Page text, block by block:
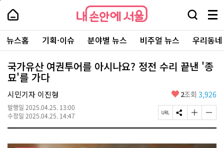
본
로
가
내
손
안
에
서
울
-
서
울
시
대
표
소
통
포
내
손
에
울
검
창
열
기
메
뉴
전
체
보
기
주
요
서
뉴스홈 기획·이슈 분야별 뉴스 비주얼 뉴스 우리동
국가유산 여권투어를 아시나요? 정전 수리 끝낸 '종
묘'를 가다
시민기자 이진형
발행일 2025.04.25. 13:00
수정일 2025.04.25. 14:47
좋
요
2조회 3,926
페
이
U
S
N
공
글
자
기
글
자
기
페
상
단
로